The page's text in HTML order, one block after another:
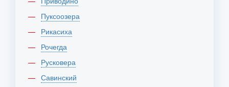
Пуксоозера
Рикасиха
Рочегда
Русковера
Савинский